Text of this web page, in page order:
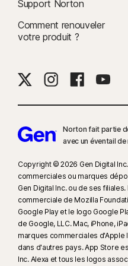
Support Norton
Comment renouveler
votre produit ?
Norton fait partie
avec un éventail
Copyright © 2026 Gen Digital
commerciales ou marques
Gen Digital Inc. ou de ses
commerciale de Mozilla
Google Play et le logo Google
de Google, LLC. Mac, iPhone,
marques commerciales d'Apple
dans d'autres pays. App Store
Inc. Alexa et tous les logos